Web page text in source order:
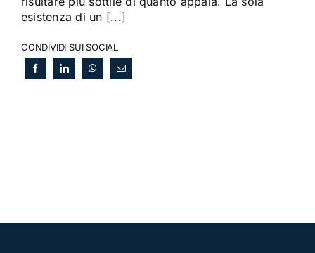
esistenza di un [...]
CONDIVIDI SUI SOCIAL